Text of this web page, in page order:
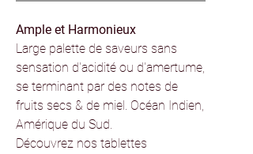
Ample et Harmonieux
Large palette de saveurs sans
sensation d'acidité ou d'amertume,
se terminant par des notes de
fruits secs & de miel. Océan Indien,
Amérique du Sud.
Découvrez nos tablettes